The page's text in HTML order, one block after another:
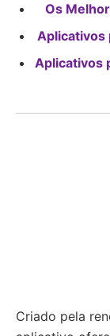
Os
Aplicativos
Aplicativos
Criado pela